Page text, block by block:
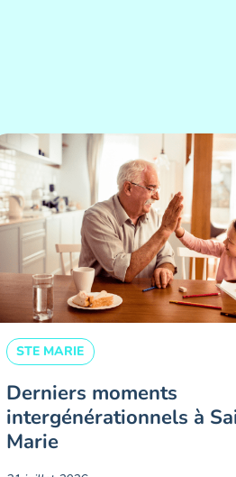
STE MARIE
Derniers moments
intergénérationnels à
Marie